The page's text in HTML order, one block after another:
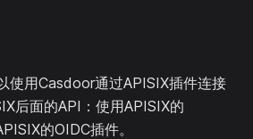
使用Casdoor通过APISIX插件连接
后面的API：使用APISIX的
的OIDC插件。